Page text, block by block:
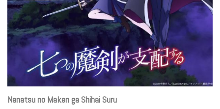
Nanatsu no Maken ga Shihai Suru